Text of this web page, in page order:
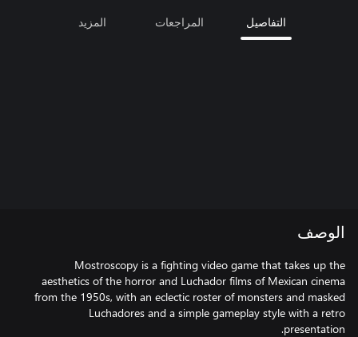
التفاصيل المراجعات المزيد
الوصف
Mostroscopy is a fighting video game that takes up the
aesthetics of the horror and Luchador films of Mexican cinema
from the 1950s, with an eclectic roster of monsters and masked
Luchadores and a simple gameplay style with a retro
presentation.